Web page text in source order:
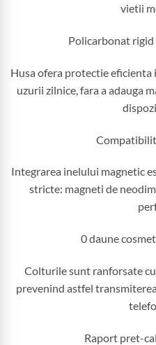
vietii
Policarbonat
Husa ofera protectie
uzurii zilnice, fara a adauga
Integrarea inelului magnetic
stricte: magneti de
0 daune
Colturile sunt ranforsate
prevenind astfel
Raport pret-